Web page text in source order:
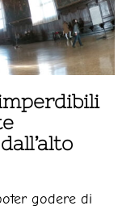
godere di